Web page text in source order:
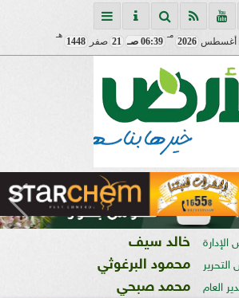
أغسطس2026
مـ
06:39 صـ 21 صفر1448
هـ
خالد سيف
محمود البرغوثي
العام محمد صبحي